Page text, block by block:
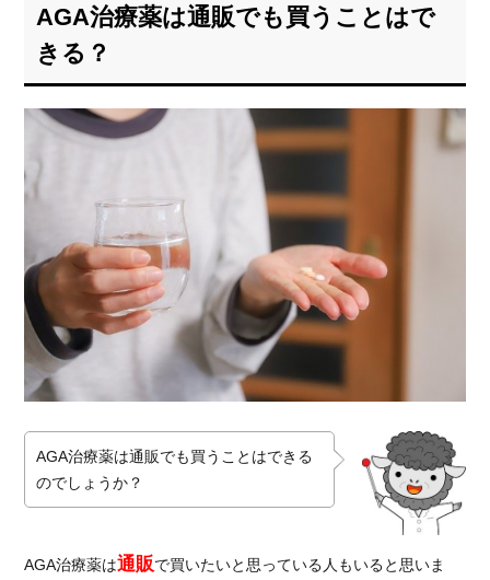
薬は
通販
でも
買う
こと
はで
通販
で
AGA
治療
薬を
購入
方法
通販サ
イトで
買える
1.1.2.
AGA治療薬は通販でも買うことはで
きる？
AGA治療薬は通販でも買うことはできる
のでしょうか？
AGA治療薬は通販で買いたいと思っている人もいると思いま